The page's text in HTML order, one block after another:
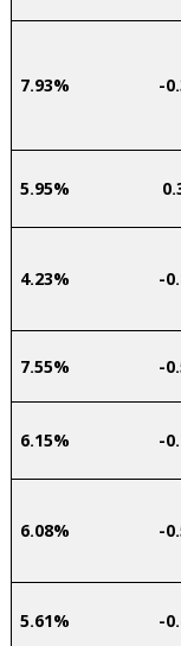
-
7.93%
5.95%
-
4.23%
-
7.55%
-
6.15%
-
6.08%
-
5.61%